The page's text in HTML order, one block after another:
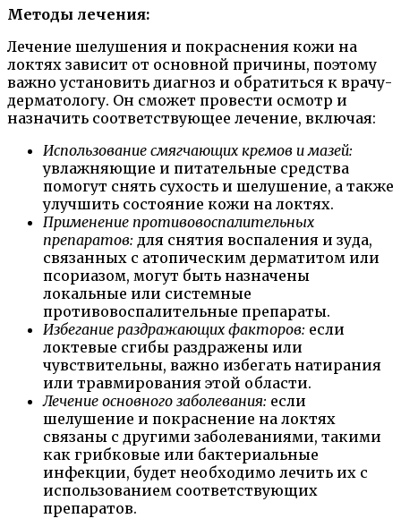
Методы лечения:
Лечение шелушения и покраснения кожи на
локтях зависит от основной причины, поэтому
важно установить диагноз и обратиться к врачу-
дерматологу. Он сможет провести осмотр и
назначить соответствующее лечение, включая:
Использование смягчающих кремов и мазей:
увлажняющие и питательные средства
помогут снять сухость и шелушение, а также
улучшить состояние кожи на локтях.
Применение противовоспалительных
препаратов: для снятия воспаления и зуда,
связанных с атопическим дерматитом или
псориазом, могут быть назначены
локальные или системные
противовоспалительные препараты.
Избегание раздражающих факторов: если
локтевые сгибы раздражены или
чувствительны, важно избегать натирания
или травмирования этой области.
Лечение основного заболевания: если
шелушение и покраснение на локтях
связаны с другими заболеваниями, такими
как грибковые или бактериальные
инфекции, будет необходимо лечить их с
использованием соответствующих
препаратов.